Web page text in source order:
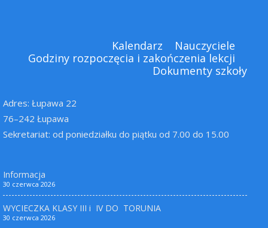
Kalendarz
Nauczyciele
Godziny rozpoczęcia i zakończenia lekcji
Dokumenty szkoły
Adres: Łupawa 22
76–242 Łupawa
Sekretariat: od poniedziałku do piątku od 7.00 do 15.00
Informacja
30 czerwca 2026
WYCIECZKA KLASY III i IV DO TORUNIA
30 czerwca 2026